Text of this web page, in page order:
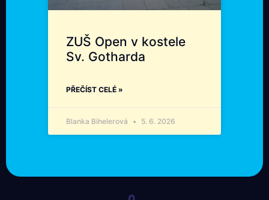
ZUŠ Open v kostele
Sv. Gotharda
PŘEČÍST CELÉ »
Blanka Bihelerová 5. 6. 2026